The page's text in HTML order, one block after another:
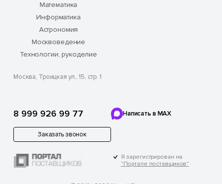
Москва, Троицкая ул., 15, стр. 1
Математика
Информатика
Астрономия
Москвоведение
Технологии, рукоделие
8 999 926 99 77 Написать в MAX
Заказать звонок
Я зарегистрирован на
"Портале поставщиков"